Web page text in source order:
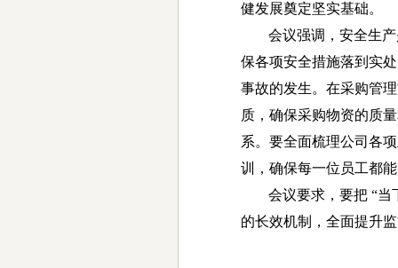
健发展奠定坚实基础。
会议强调，安全生
保各项安全措施落到实
事故的发生。在采购管
质，确保采购物资的质
系。要全面梳理公司各
训，确保每一位员工都
会议要求，要把 “当
的长效机制，全面提升